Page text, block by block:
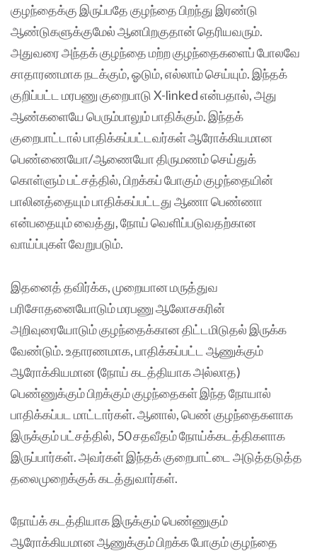
குழந்தைக்கு இருப்பதே குழந்தை பிறந்து இரண்டு
ஆண்டுகளுக்குமேல் ஆனபிறகுதான் தெரியவரும்.
அதுவரை அந்தக் குழந்தை மற்ற குழந்தைகளைப் போலவே
சாதாரணமாக நடக்கும், ஓடும், எல்லாம் செய்யும். இந்தக்
குறிப்பட்ட மரபணு குறைபாடு X-linked என்பதால், அது
ஆண்களையே பெரும்பாலும் பாதிக்கும். இந்தக்
குறைபாட்டால் பாதிக்கப்பட்டவர்கள் ஆரோக்கியமான
பெண்ணையோ/ஆணையோ திருமணம் செய்துக்
கொள்ளும் பட்சத்தில், பிறக்கப் போகும் குழந்தையின்
பாலினத்தையும்‌ பாதிக்கப்பட்டது ஆணா பெண்ணா
என்பதையும் வைத்து, நோய் வெளிப்படுவதற்கான
வாய்ப்புகள் வேறுபடும்.
இதனைத் தவிர்க்க, முறையான மருத்துவ
பரிசோதனையோடும் மரபணு ஆலோசகரின்
அறிவுரையோடும் குழந்தைக்கான திட்டமிடுதல் இருக்க
வேண்டும். உதாரணமாக, பாதிக்கப்பட்ட ஆணுக்கும்
ஆரோக்கியமான (நோய் கடத்தியாக அல்லாத)
பெண்ணுக்கும் பிறக்கும் குழந்தைகள் இந்த நோயால்
பாதிக்கப்பட மாட்டார்கள். ஆனால், பெண் குழந்தைகளாக
இருக்கும் பட்சத்தில், 50 சதவீதம் நோய்க்கடத்திகளாக
இருப்பார்கள். அவர்கள் இந்தக் குறைபாட்டை அடுத்தடுத்த
தலைமுறைக்குக் கடத்துவார்கள்.
நோய்க் கடத்தியாக இருக்கும் பெண்ணுகும்
ஆரோக்கியமான ஆணுக்கும் பிறக்க போகும் குழந்தை